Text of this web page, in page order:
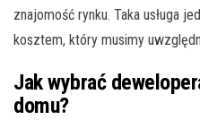
znajomość rynku. Taka usługa
kosztem, który musimy
Jak wybrać
domu?